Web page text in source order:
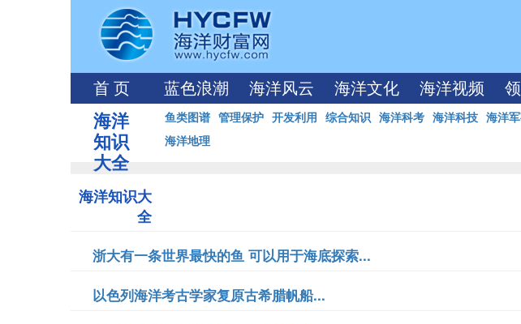
首 页 蓝色浪潮 海洋风云 海洋文化 海洋视频
海洋
知识
大全
鱼类图谱 管理保护 开发利用 综合知识 海洋科考 海洋科技 海洋
海洋地理
海洋知识大
全
浙大有一条世界最快的鱼 可以用于海底探索...
以色列海洋考古学家复原古希腊帆船...